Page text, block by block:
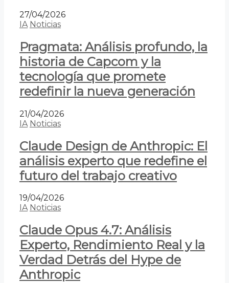
27/04/2026
IA Noticias
Pragmata: Análisis profundo, la
historia de Capcom y la
tecnología que promete
redefinir la nueva generación
21/04/2026
IA Noticias
Claude Design de Anthropic: El
análisis experto que redefine el
futuro del trabajo creativo
19/04/2026
IA Noticias
Claude Opus 4.7: Análisis
Experto, Rendimiento Real y la
Verdad Detrás del Hype de
Anthropic